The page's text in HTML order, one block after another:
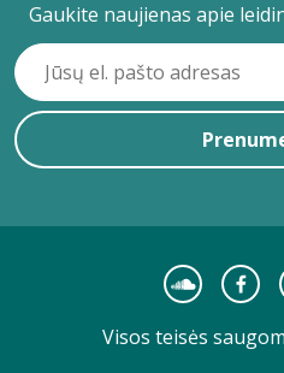
Gaukite naujienas apie
Visos teisės